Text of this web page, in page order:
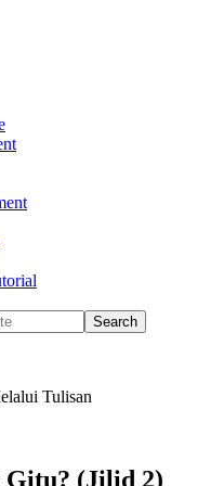
Tulisan
Gitu? (Jilid 2)